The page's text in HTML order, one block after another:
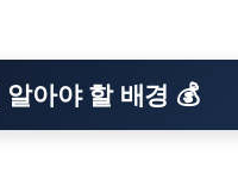
아야 할 배경 💰